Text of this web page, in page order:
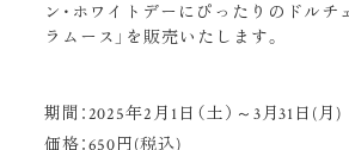
ン・ホワイトデーにぴったりのドルチ
ラムース」を販売いたします。
期間：2025年2月1日（土）～3月31日(月)
価格：650円(税込)